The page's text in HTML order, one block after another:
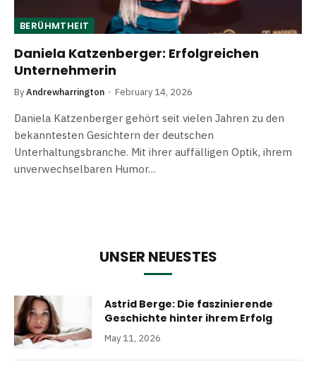
BERÜHMTHEIT
Daniela Katzenberger: Erfolgreichen
Unternehmerin
ByAndrewharrington February 14, 2026
Daniela Katzenberger gehört seit vielen Jahren zu den
bekanntesten Gesichtern der deutschen
Unterhaltungsbranche. Mit ihrer auffälligen Optik, ihrem
unverwechselbaren Humor…
UNSER NEUESTES
Astrid Berge: Die faszinierende
Geschichte hinter ihrem Erfolg
May 11, 2026